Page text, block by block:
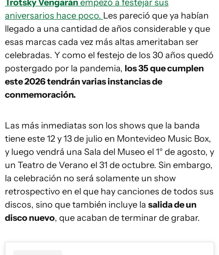
Trotsky Vengaránempezó a festejar sus
aniversarios hace poco. Les pareció que ya habían
llegado a una cantidad de años considerable y que
esas marcas cada vez más altas ameritaban ser
celebradas. Y como el festejo de los 30 años quedó
postergado por la pandemia, los 35 que cumplen
este 2026 tendrán varias instancias de
conmemoración.
Las más inmediatas son los shows que la banda
tiene este 12 y 13 de julio en Montevideo Music Box,
y luego vendrá una Sala del Museo el 1° de agosto, y
un Teatro de Verano el 31 de octubre. Sin embargo,
la celebración no será solamente un show
retrospectivo en el que hay canciones de todos sus
discos, sino que también incluye la salida de un
disco nuevo, que acaban de terminar de grabar.